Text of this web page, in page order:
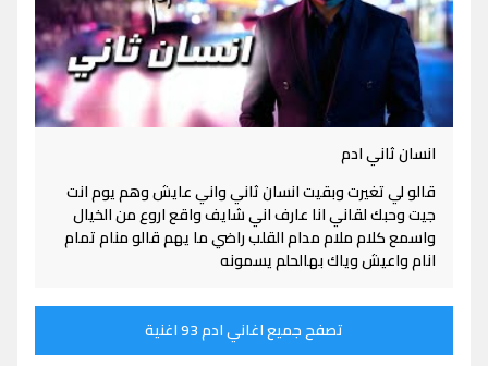
انسان ثاني ادم
قالو لي تغيرت وبقيت انسان ثاني واني عايش وهم يوم انت
جيت وحبك لقاني انا عارف اني شايف واقع اروع من الخيال
واسمع كلام ملام مدام القلب راضي ما يهم قالو منام تمام
انام واعيش وياك بهالحلم يسمونه
تصفح جميع اغاني ادم 93 اغنية